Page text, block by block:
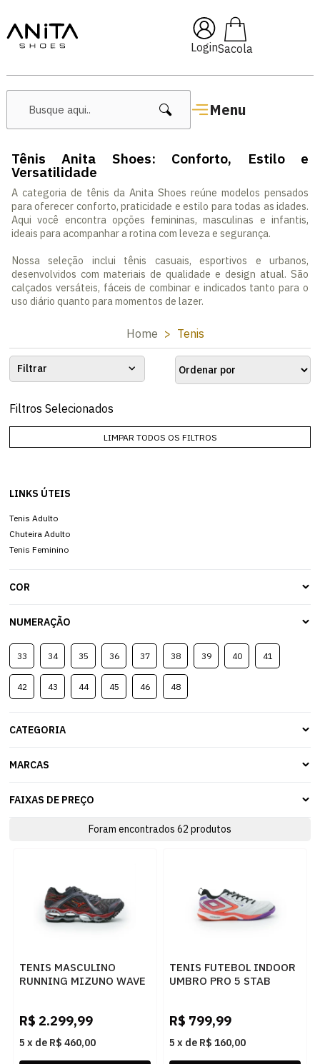
Login
Menu
Tênis Anita Shoes: Conforto, Estilo e
Versatilidade
A categoria de tênis da Anita Shoes reúne modelos pensados
para oferecer conforto, praticidade e estilo para todas as idades.
Aqui você encontra opções femininas, masculinas e infantis,
ideais para acompanhar a rotina com leveza e segurança.
Nossa seleção inclui tênis casuais, esportivos e urbanos,
desenvolvidos com materiais de qualidade e design atual. São
calçados versáteis, fáceis de combinar e indicados tanto para o
uso diário quanto para momentos de lazer.
Home Tenis
Filtrar
Filtros Selecionados
LIMPAR TODOS OS FILTROS
LINKS ÚTEIS
Tenis Adulto
Chuteira Adulto
Tenis Feminino
COR
NUMERAÇÃO
33 34 35 36 37 38 39 40 41
42 43 44 45 46 48
CATEGORIA
MARCAS
FAIXAS DE PREÇO
Foram encontrados 62 produtos
TENIS MASCULINO
RUNNING MIZUNO WAVE
R$ 2.299,99
5 x de R$ 460,00
TENIS FUTEBOL INDOOR
UMBRO PRO 5 STAB
R$ 799,99
5 x de R$ 160,00